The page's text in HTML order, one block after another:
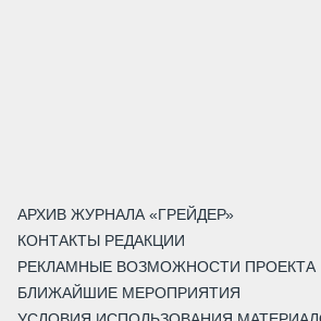
АРХИВ ЖУРНАЛА «ГРЕЙДЕР»
КОНТАКТЫ РЕДАКЦИИ
РЕКЛАМНЫЕ ВОЗМОЖНОСТИ ПРОЕКТА
БЛИЖАЙШИЕ МЕРОПРИЯТИЯ